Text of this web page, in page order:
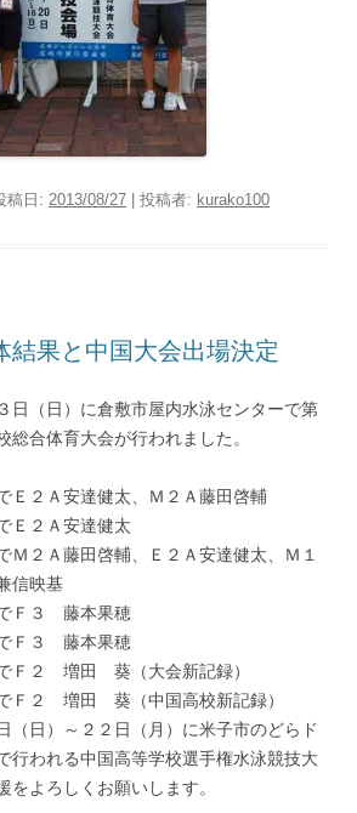
稿日: 2013/08/27 | 投稿者: kurako100
果と中国大会出場決定
日（日）に倉敷市屋内水泳センターで第
総合体育大会が行われました。
２Ａ安達健太、Ｍ２Ａ藤田啓輔
Ｅ２Ａ安達健太
Ｍ２Ａ藤田啓輔、Ｅ２Ａ安達健太、Ｍ１
信映基
Ｆ３ 藤本果穂
Ｆ３ 藤本果穂
Ｆ２ 増田 葵（大会新記録）
Ｆ２ 増田 葵（中国高校新記録）
（日）～２２日（月）に米子市のどらド
行われる中国高等学校選手権水泳競技大
をよろしくお願いします。